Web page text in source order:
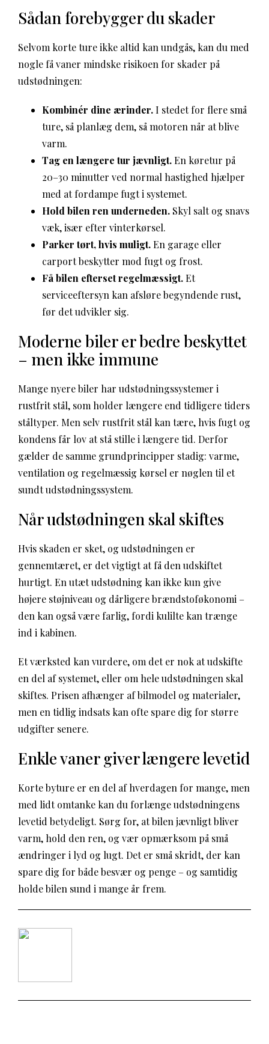
Sådan forebygger du skader
Selvom korte ture ikke altid kan undgås, kan du med
nogle få vaner mindske risikoen for skader på
udstødningen:
Kombinér dine ærinder.I stedet for flere små
ture, så planlæg dem, så motoren når at blive
varm.
Tag en længere tur jævnligt.En køretur på
20–30 minutter ved normal hastighed hjælper
med at fordampe fugt i systemet.
Hold bilen ren underneden. Skyl salt og snavs
væk, især efter vinterkørsel.
Parker tørt, hvis muligt.En garage eller
carport beskytter mod fugt og frost.
Få bilen efterset regelmæssigt.Et
serviceeftersyn kan afsløre begyndende rust,
før det udvikler sig.
Moderne biler er bedre beskyttet
– men ikke immune
Mange nyere biler har udstødningssystemer i
rustfrit stål, som holder længere end tidligere tiders
ståltyper. Men selv rustfrit stål kan tære, hvis fugt og
kondens får lov at stå stille i længere tid. Derfor
gælder de samme grundprincipper stadig: varme,
ventilation og regelmæssig kørsel er nøglen til et
sundt udstødningssystem.
Når udstødningen skal skiftes
Hvis skaden er sket, og udstødningen er
gennemtæret, er det vigtigt at få den udskiftet
hurtigt. En utæt udstødning kan ikke kun give
højere støjniveau og dårligere brændstoføkonomi –
den kan også være farlig, fordi kulilte kan trænge
ind i kabinen.
Et værksted kan vurdere, om det er nok at udskifte
en del af systemet, eller om hele udstødningen skal
skiftes. Prisen afhænger af bilmodel og materialer,
men en tidlig indsats kan ofte spare dig for større
udgifter senere.
Enkle vaner giver længere levetid
Korte byture er en del af hverdagen for mange, men
med lidt omtanke kan du forlænge udstødningens
levetid betydeligt. Sørg for, at bilen jævnligt bliver
varm, hold den ren, og vær opmærksom på små
ændringer i lyd og lugt. Det er små skridt, der kan
spare dig for både besvær og penge – og samtidig
holde bilen sund i mange år frem.